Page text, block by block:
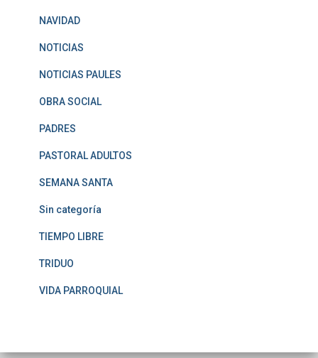
NAVIDAD
NOTICIAS
NOTICIAS PAULES
OBRA SOCIAL
PADRES
PASTORAL ADULTOS
SEMANA SANTA
Sin categoría
TIEMPO LIBRE
TRIDUO
VIDA PARROQUIAL